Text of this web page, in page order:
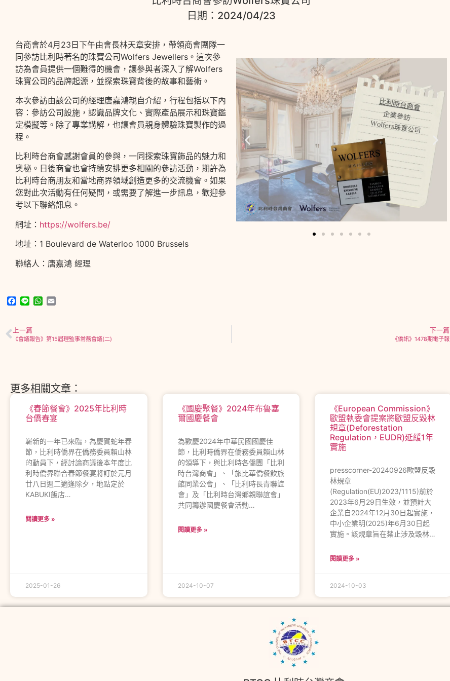
日期：2024/04/23
台商會於4月23日下午由會長林天章安排，帶領商會團隊一
同參訪比利時著名的珠寶公司Wolfers Jewellers。這次參
訪為會員提供一個難得的機會，讓參與者深入了解Wolfers
珠寶公司的品牌起源，並探索珠寶背後的故事和藝術。
本次參訪由該公司的經理唐嘉鴻親自介紹，行程包括以下內
容：參訪公司設施，認識品牌文化、實際產品展示和珠寶鑑
定模擬等。除了專業講解，也讓會員親身體驗珠寶製作的過
程。
比利時台商會感謝會員的參與，一同探索珠寶飾品的魅力和
奧秘。日後商會也會持續安排更多相關的參訪活動，期許為
比利時台商朋友和當地商界領域創造更多的交流機會。如果
您對此次活動有任何疑問，或需要了解進一步訊息，歡迎參
考以下聯絡訊息。
網址： https://wolfers.be/
地址：1 Boulevard de Waterloo 1000 Brussels
聯絡人：唐嘉鴻 經理
Facebook
Line WhatsApp
上一篇
《會議報告》第15屆理監事常務會議(二)
下一篇
《僑訊》1478期電子報
更多相關文章：
《春節餐會》2025年比利時
台僑春宴
嶄新的一年已來臨，為慶賀蛇年春
節，比利時僑界在僑務委員賴山林
的動員下，經討論商議後本年度比
利時僑界聯合春節餐宴將訂於元月
廿八日週二適逢除夕，地點定於
KABUKI飯店…
閱讀更多 »
2025-01-26
《國慶聚餐》2024年布魯塞
爾國慶餐會
為歡慶2024年中華民國國慶佳
節，比利時僑界在僑務委員賴山林
的領導下，與比利時各僑團「比利
時台灣商會」、「旅比華僑餐飲旅
館同業公會」、「比利時長青聯誼
會」及「比利時台灣鄉親聯誼會」
共同籌辦國慶餐會活動…
閱讀更多 »
2024-10-07
《European Commission》
歐盟執委會提案將歐盟反毀林
規章(Deforestation
Regulation，EUDR)延緩1年
實施
presscorner-20240926歐盟反毀
林規章
(Regulation(EU)2023/1115)前於
2023年6月29日生效，並預計大
企業自2024年12月30日起實施，
中小企業明(2025)年6月30日起
實施。該規章旨在禁止涉及毀林…
閱讀更多 »
2024-10-03